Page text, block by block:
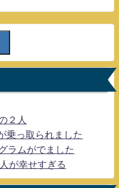
２人
乗っ取られました
ラムがでました
が幸せすぎる